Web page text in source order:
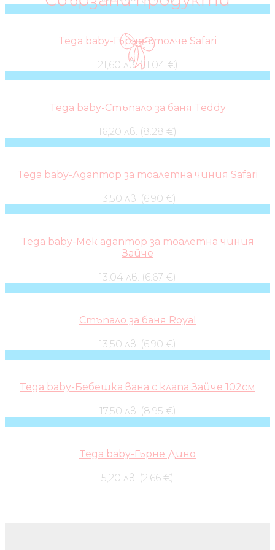
Tega baby-Гърне-столче Safari
21,60 лв. (11.04 €)
Tega baby-Стъпало за баня Teddy
16,20 лв. (8.28 €)
Tega baby-Адаптор за тоалетна чиния Safari
13,50 лв. (6.90 €)
Tega baby-Мек адаптор за тоалетна чиния
Зайче
13,04 лв. (6.67 €)
Стъпало за баня Royal
13,50 лв. (6.90 €)
Tega baby-Бебешка вана с клапа Зайче 102см
17,50 лв. (8.95 €)
Tega baby-Гърне Дино
5,20 лв. (2.66 €)